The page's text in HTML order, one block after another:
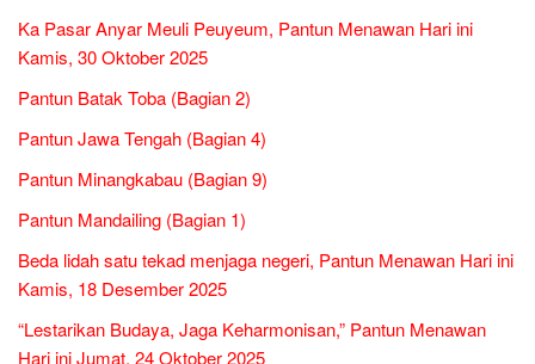
Ka Pasar Anyar Meuli Peuyeum, Pantun Menawan Hari ini
Kamis, 30 Oktober 2025
Pantun Batak Toba (Bagian 2)
Pantun Jawa Tengah (Bagian 4)
Pantun Minangkabau (Bagian 9)
Pantun Mandailing (Bagian 1)
Beda lidah satu tekad menjaga negeri, Pantun Menawan Hari ini
Kamis, 18 Desember 2025
“Lestarikan Budaya, Jaga Keharmonisan,” Pantun Menawan
Hari ini Jumat, 24 Oktober 2025